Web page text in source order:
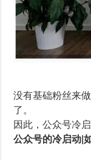
没有基础粉丝来
了。
因此，公众号冷
公众号的冷启动|